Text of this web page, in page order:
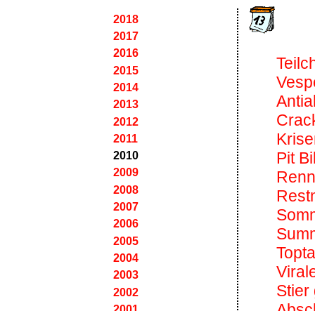
2018
2017
2016
2015
2014
2013
2012
2011
2010
2009
2008
2007
2006
2005
2004
2003
2002
Pit
Stier